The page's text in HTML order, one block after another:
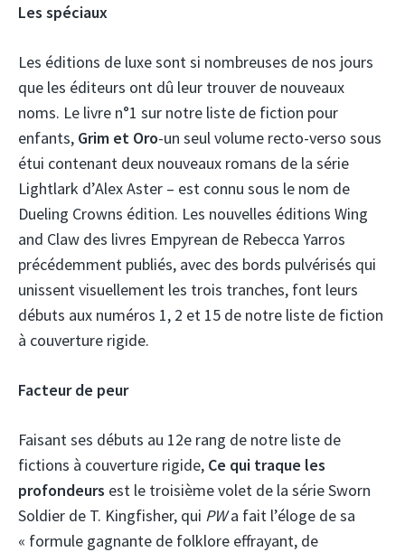
Les spéciaux
Les éditions de luxe sont si nombreuses de nos jours
que les éditeurs ont dû leur trouver de nouveaux
noms. Le livre n°1 sur notre liste de fiction pour
enfants, Grim et Oro-un seul volume recto-verso sous
étui contenant deux nouveaux romans de la série
Lightlark d’Alex Aster – est connu sous le nom de
Dueling Crowns édition. Les nouvelles éditions Wing
and Claw des livres Empyrean de Rebecca Yarros
précédemment publiés, avec des bords pulvérisés qui
unissent visuellement les trois tranches, font leurs
débuts aux numéros 1, 2 et 15 de notre liste de fiction
à couverture rigide.
Facteur de peur
Faisant ses débuts au 12e rang de notre liste de
fictions à couverture rigide, Ce qui traque les
profondeurs est le troisième volet de la série Sworn
Soldier de T. Kingfisher, qui PWa fait l’éloge de sa
« formule gagnante de folklore effrayant, de